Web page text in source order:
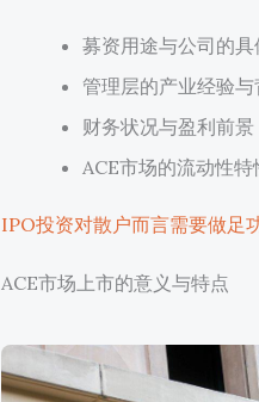
募资用途与公司的
管理层的产业经验与
财务状况与盈利前景
ACE市场的流动性特
IPO投资对散户而言需要做足
ACE市场上市的意义与特点